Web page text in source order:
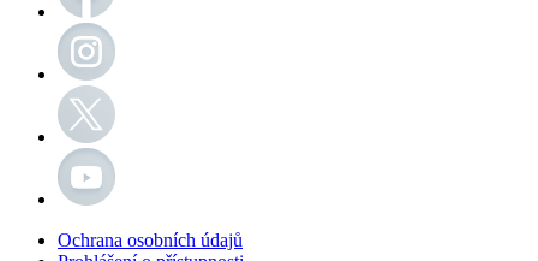
Ochrana osobních údajů